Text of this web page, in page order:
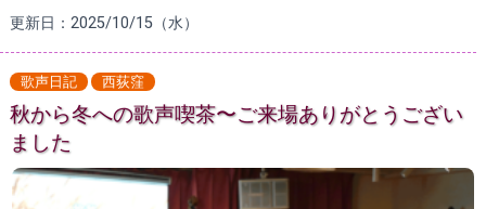
更新日：2025/10/15（水）
歌声日記 西荻窪
秋から冬への歌声喫茶〜ご来場ありがとうござい
ました